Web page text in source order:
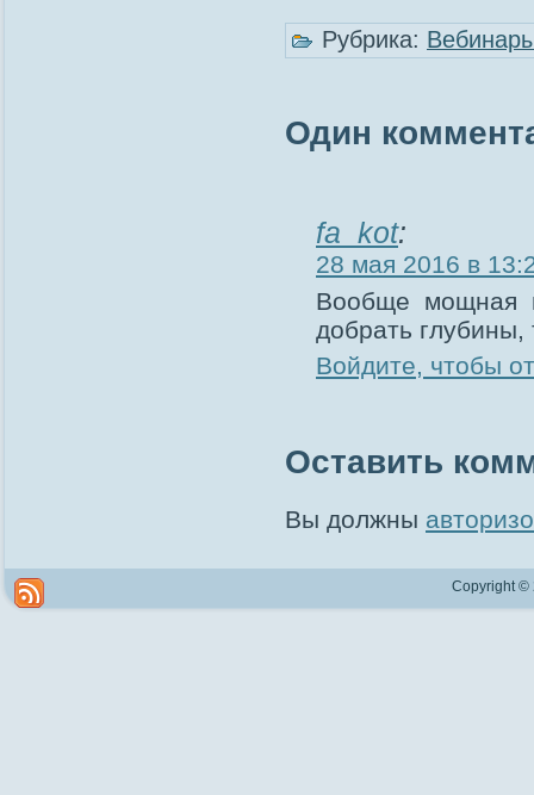
Рубрика:
Один
fa_kot:
28 мая 2016 в
Вообще мощная
добрать
Войдите, чтобы
Оставить
Вы должны
Copyright